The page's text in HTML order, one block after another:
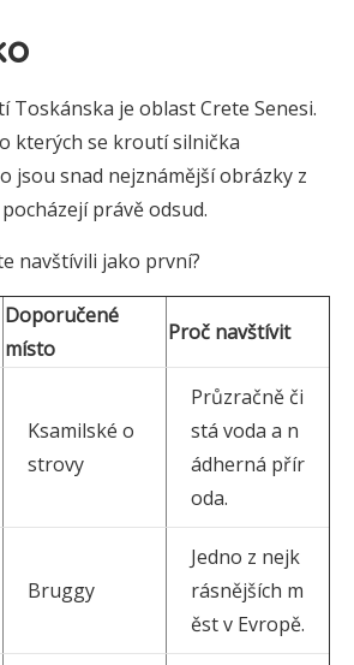
Toskánska je oblast Crete Senesi.
kterých se kroutí silnička
jsou snad nejznámější obrázky z
právě odsud.
navštívili jako první?
Doporučené
místo
Proč navštívit
Ksamilské o
strovy
Průzračně či
stá voda a n
ádherná přír
oda.
Bruggy
Jedno z nejk
rásnějších m
ěst v Evropě.